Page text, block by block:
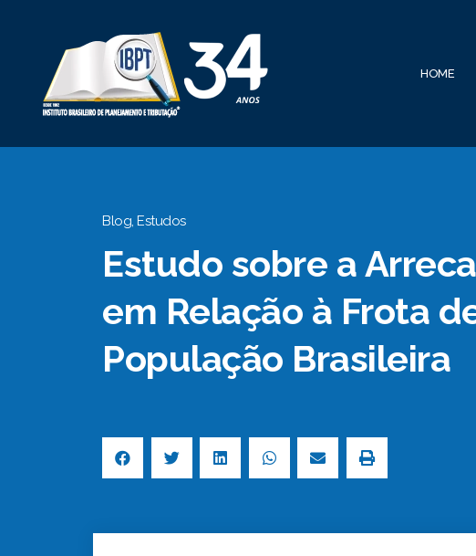
HOME
Blog, Estudos
Estudo sobre a
em Relação à Frota
População Brasileira